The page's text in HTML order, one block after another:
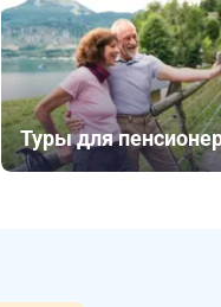
Туры для